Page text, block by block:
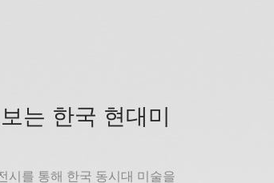
는 한국 현대미
시를 통해 한국 동시대 미술을